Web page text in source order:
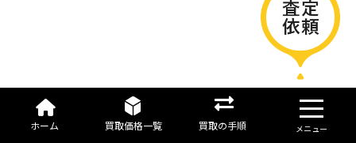
ホーム 買取価格一覧 買取の手順 メニュー